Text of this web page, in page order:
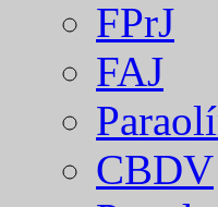
FPrJ
FAJ
CBDV